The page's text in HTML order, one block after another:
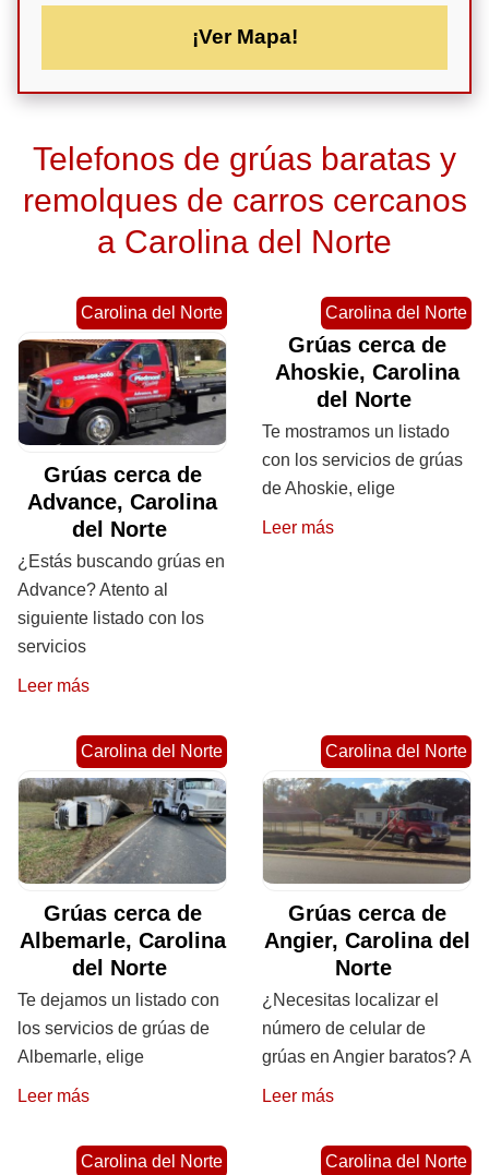
¡Ver Mapa!
Telefonos de grúas baratas y
remolques de carros cercanos
a Carolina del Norte
Carolina del Norte
Grúas cerca de
Advance, Carolina
del Norte
¿Estás buscando grúas en
Advance? Atento al
siguiente listado con los
servicios
Leer más
Carolina del Norte
Grúas cerca de
Ahoskie, Carolina
del Norte
Te mostramos un listado
con los servicios de grúas
de Ahoskie, elige
Leer más
Carolina del Norte
Grúas cerca de
Albemarle, Carolina
del Norte
Te dejamos un listado con
los servicios de grúas de
Albemarle, elige
Leer más
Carolina del Norte
Grúas cerca de
Angier, Carolina del
Norte
¿Necesitas localizar el
número de celular de
grúas en Angier baratos? A
Leer más
Carolina del Norte Carolina del Norte